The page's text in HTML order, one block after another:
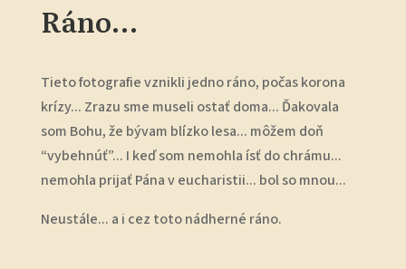
Ráno…
Tieto fotografie vznikli jedno ráno, počas korona
krízy... Zrazu sme museli ostať doma... Ďakovala
som Bohu, že bývam blízko lesa... môžem doň
“vybehnúť”... I keď som nemohla ísť do chrámu...
nemohla prijať Pána v eucharistii... bol so mnou...
Neustále... a i cez toto nádherné ráno.